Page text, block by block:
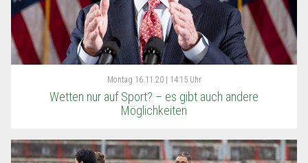
Montag 16.11.20 | 14:15 Uhr
Wetten nur auf Sport? – es gibt auch andere
Möglichkeiten